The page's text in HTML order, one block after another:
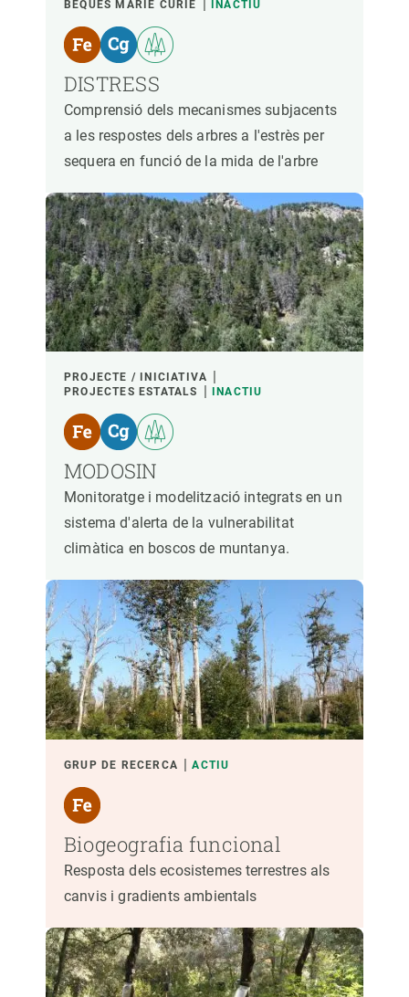
BEQUES MARIE CURIE INACTIU
DISTRESS
Comprensió dels mecanismes subjacents
a les respostes dels arbres a l'estrès per
sequera en funció de la mida de l'arbre
PROJECTE / INICIATIVA
PROJECTES ESTATALS
INACTIU
MODOSIN
Monitoratge i modelització integrats en un
sistema d'alerta de la vulnerabilitat
climàtica en boscos de muntanya.
GRUP DE RECERCA ACTIU
Biogeografia funcional
Resposta dels ecosistemes terrestres als
canvis i gradients ambientals